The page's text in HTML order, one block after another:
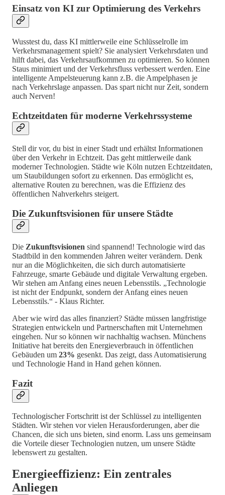
Einsatz von KI zur Optimierung des Verkehrs
Wusstest du, dass KI mittlerweile eine Schlüsselrolle im
Verkehrsmanagement spielt? Sie analysiert Verkehrsdaten und
hilft dabei, das Verkehrsaufkommen zu optimieren. So können
Staus minimiert und der Verkehrsfluss verbessert werden. Eine
intelligente Ampelsteuerung kann z.B. die Ampelphasen je
nach Verkehrslage anpassen. Das spart nicht nur Zeit, sondern
auch Nerven!
Echtzeitdaten für moderne Verkehrssysteme
Stell dir vor, du bist in einer Stadt und erhältst Informationen
über den Verkehr in Echtzeit. Das geht mittlerweile dank
moderner Technologien. Städte wie Köln nutzen Echtzeitdaten,
um Staubildungen sofort zu erkennen. Das ermöglicht es,
alternative Routen zu berechnen, was die Effizienz des
öffentlichen Nahverkehrs steigert.
Die Zukunftsvisionen für unsere Städte
Die Zukunftsvisionen sind spannend! Technologie wird das
Stadtbild in den kommenden Jahren weiter verändern. Denk
nur an die Möglichkeiten, die sich durch automatisierte
Fahrzeuge, smarte Gebäude und digitale Verwaltung ergeben.
Wir stehen am Anfang eines neuen Lebensstils. „Technologie
ist nicht der Endpunkt, sondern der Anfang eines neuen
Lebensstils.“ - Klaus Richter.
Aber wie wird das alles finanziert? Städte müssen langfristige
Strategien entwickeln und Partnerschaften mit Unternehmen
eingehen. Nur so können wir nachhaltig wachsen. Münchens
Initiative hat bereits den Energieverbrauch in öffentlichen
Gebäuden um 23% gesenkt. Das zeigt, dass Automatisierung
und Technologie Hand in Hand gehen können.
Fazit
Technologischer Fortschritt ist der Schlüssel zu intelligenten
Städten. Wir stehen vor vielen Herausforderungen, aber die
Chancen, die sich uns bieten, sind enorm. Lass uns gemeinsam
die Vorteile dieser Technologien nutzen, um unsere Städte
lebenswert zu gestalten.
Energieeffizienz: Ein zentrales
Anliegen